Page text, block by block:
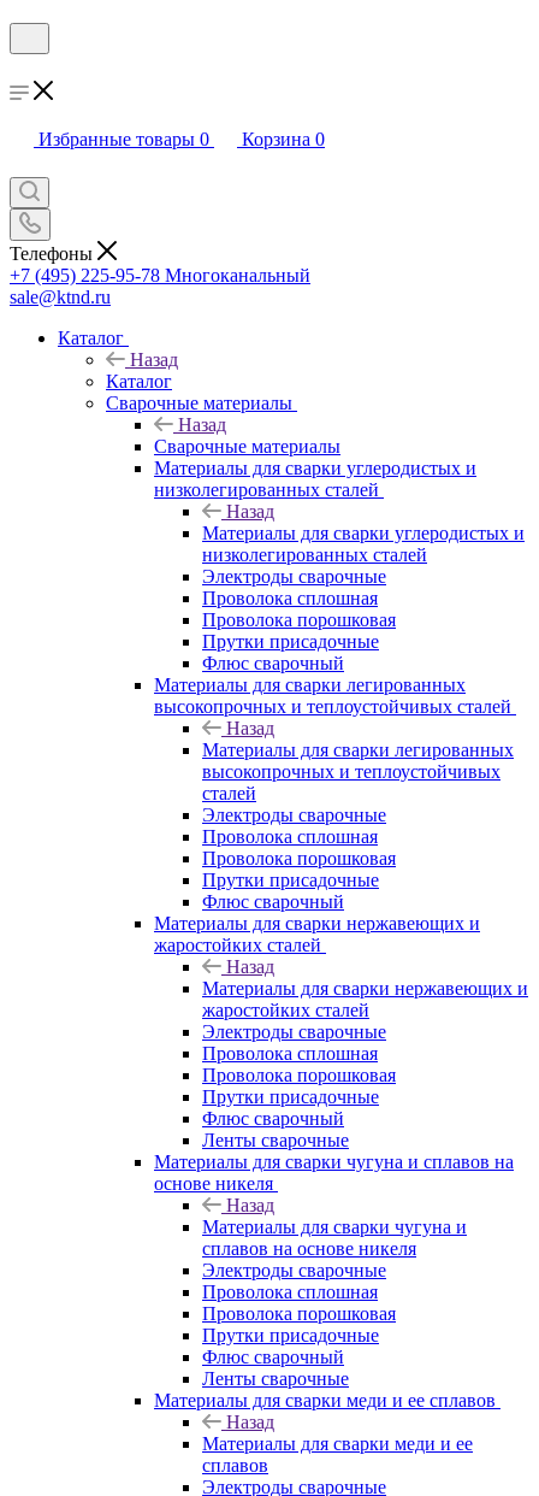
Избранные товары 0 Корзина 0
Телефоны
+7 (495) 225-95-78 Многоканальный
sale@ktnd.ru
Каталог
Назад
Каталог
Сварочные материалы
Назад
Сварочные материалы
Материалы для сварки углеродистых и
низколегированных сталей
Назад
Материалы для сварки углеродистых и
низколегированных сталей
Электроды сварочные
Проволока сплошная
Проволока порошковая
Прутки присадочные
Флюс сварочный
Материалы для сварки легированных
высокопрочных и теплоустойчивых сталей
Назад
Материалы для сварки легированных
высокопрочных и теплоустойчивых
сталей
Электроды сварочные
Проволока сплошная
Проволока порошковая
Прутки присадочные
Флюс сварочный
Материалы для сварки нержавеющих и
жаростойких сталей
Назад
Материалы для сварки нержавеющих и
жаростойких сталей
Электроды сварочные
Проволока сплошная
Проволока порошковая
Прутки присадочные
Флюс сварочный
Ленты сварочные
Материалы для сварки чугуна и сплавов на
основе никеля
Назад
Материалы для сварки чугуна и
сплавов на основе никеля
Электроды сварочные
Проволока сплошная
Проволока порошковая
Прутки присадочные
Флюс сварочный
Ленты сварочные
Материалы для сварки меди и ее сплавов
Назад
Материалы для сварки меди и ее
сплавов
Электроды сварочные